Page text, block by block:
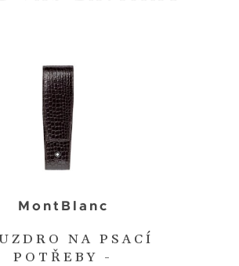
NA PSACÍ
POTŘEBY -
MontBlanc